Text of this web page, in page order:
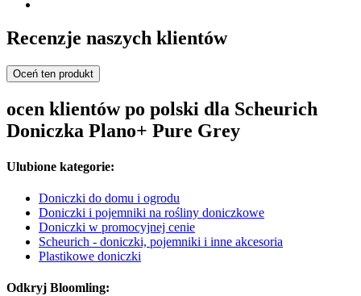
Recenzje naszych klientów
Oceń ten produkt
ocen klientów po polski dla Scheurich
Doniczka Plano+ Pure Grey
Ulubione kategorie:
Doniczki do domu i ogrodu
Doniczki i pojemniki na rośliny doniczkowe
Doniczki w promocyjnej cenie
Scheurich - doniczki, pojemniki i inne akcesoria
Plastikowe doniczki
Odkryj Bloomling: